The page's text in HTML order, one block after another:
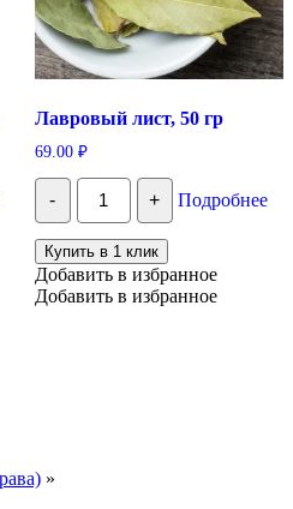
Лавровый лист, 50 гр
69.00 ₽
-
Количество
Лавровый
лист,
50
гр
+ Подробнее
Купить в 1 клик
Добавить в избранное
Добавить в избранное
»